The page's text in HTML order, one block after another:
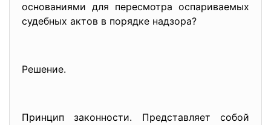
основаниями для пересмотра оспариваемых
судебных актов в порядке надзора?
Решение.
Принцип законности. Представляет собой